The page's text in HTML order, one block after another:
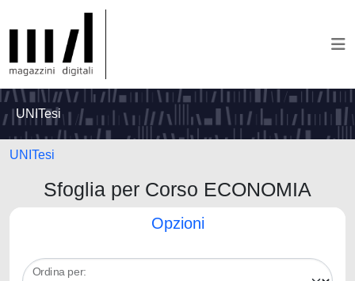
UNITesi
UNITesi
Sfoglia per Corso ECONOMIA
Opzioni
Ordina per: